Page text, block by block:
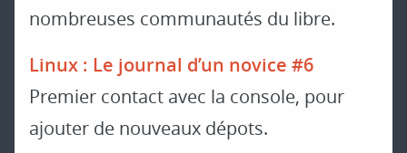
nombreuses communautés du libre.
Linux : Le journal d’un novice #6
Premier contact avec la console, pour
ajouter de nouveaux dépots.